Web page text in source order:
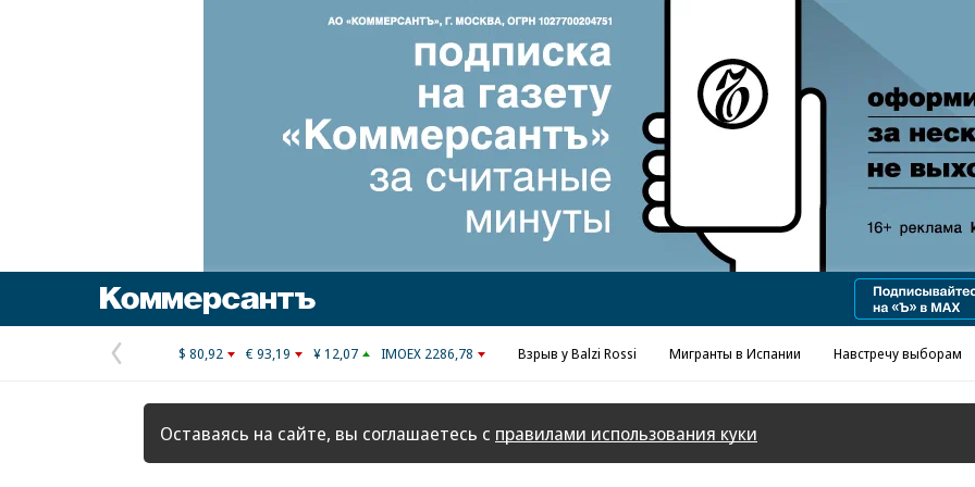
Реклама в «Ъ» www.kommersant.ru/ad
Предыдущая
страница
$ 80,92 € 93,19 ¥ 12,07 IMOEX 2286,78 Взрыв у Balzi Rossi Мигранты в Испании Навстречу выборам
Оставаясь на сайте, вы соглашаетесь с правилами использования куки